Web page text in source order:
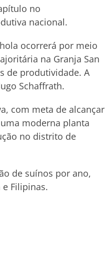
no
nacional.
ocorrerá por meio
na Granja San
de produtividade. A
Schaffrath.
com meta de alcançar
moderna planta
no distrito de
de suínos por ano,
Filipinas.